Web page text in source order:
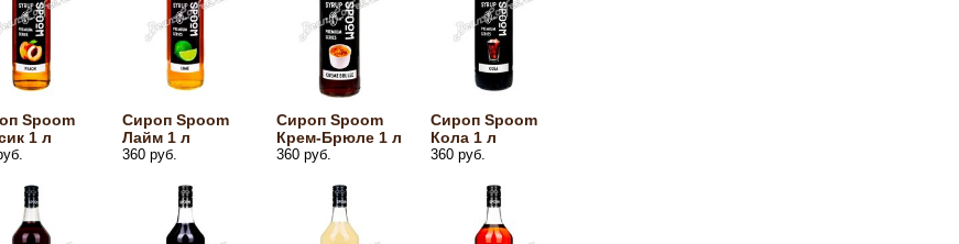
Spoom
1 л
Сироп Spoom
Лайм 1 л
360 руб.
Сироп Spoom
Крем-Брюле 1 л
360 руб.
Сироп Spoom
Кола 1 л
360 руб.